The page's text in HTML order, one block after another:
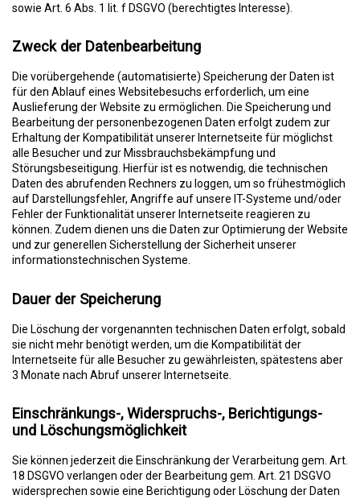
sowie Art. 6 Abs. 1 lit. f DSGVO (berechtigtes Interesse).
Zweck der Datenbearbeitung
Die vorübergehende (automatisierte) Speicherung der Daten ist
für den Ablauf eines Websitebesuchs erforderlich, um eine
Auslieferung der Website zu ermöglichen. Die Speicherung und
Bearbeitung der personenbezogenen Daten erfolgt zudem zur
Erhaltung der Kompatibilität unserer Internetseite für möglichst
alle Besucher und zur Missbrauchsbekämpfung und
Störungsbeseitigung. Hierfür ist es notwendig, die technischen
Daten des abrufenden Rechners zu loggen, um so frühestmöglich
auf Darstellungsfehler, Angriffe auf unsere IT-Systeme und/oder
Fehler der Funktionalität unserer Internetseite reagieren zu
können. Zudem dienen uns die Daten zur Optimierung der Website
und zur generellen Sicherstellung der Sicherheit unserer
informationstechnischen Systeme.
Dauer der Speicherung
Die Löschung der vorgenannten technischen Daten erfolgt, sobald
sie nicht mehr benötigt werden, um die Kompatibilität der
Internetseite für alle Besucher zu gewährleisten, spätestens aber
3 Monate nach Abruf unserer Internetseite.
Einschränkungs-, Widerspruchs-, Berichtigungs-
und Löschungsmöglichkeit
Sie können jederzeit die Einschränkung der Verarbeitung gem. Art.
18 DSGVO verlangen oder der Bearbeitung gem. Art. 21 DSGVO
widersprechen sowie eine Berichtigung oder Löschung der Daten